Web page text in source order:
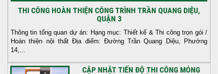
THI CÔNG HOÀN THIỆN CÔNG TRÌNH TRẦN QUANG DIỆU,
QUẬN 3
Thông tin tổng quan dự án: Hạng mục: Thiết kế & Thi công trọn gói /
Hoàn thiện nội thất Địa điểm: Đường Trần Quang Diệu, Phường
14,...
CẬP NHẬT TIẾN ĐỘ THI CÔNG MÓNG